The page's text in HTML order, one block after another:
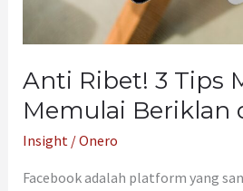
Anti Ribet! 3 Tips
Memulai Beriklan
Insight/Onero
Facebook adalah platform yang